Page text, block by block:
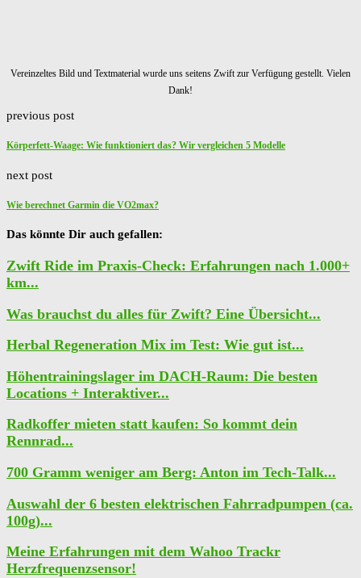
Vereinzeltes Bild und Textmaterial wurde uns seitens Zwift zur Verfügung gestellt. Vielen
Dank!
previous post
Körperfett-Waage: Wie funktioniert das? Wir vergleichen 5 Modelle
next post
Wie berechnet Garmin die VO2max?
Das könnte Dir auch gefallen:
Zwift Ride im Praxis-Check: Erfahrungen nach 1.000+
km...
Was brauchst du alles für Zwift? Eine Übersicht...
Herbal Regeneration Mix im Test: Wie gut ist...
Höhentrainingslager im DACH-Raum: Die besten
Locations + Interaktiver...
Radkoffer mieten statt kaufen: So kommt dein
Rennrad...
700 Gramm weniger am Berg: Anton im Tech-Talk...
Auswahl der 6 besten elektrischen Fahrradpumpen (ca.
100g)...
Meine Erfahrungen mit dem Wahoo Trackr
Herzfrequenzsensor!